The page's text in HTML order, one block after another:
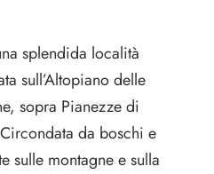
splendida località
sull’Altopiano delle
sopra Pianezze di
da boschi e
sulle montagne e sulla